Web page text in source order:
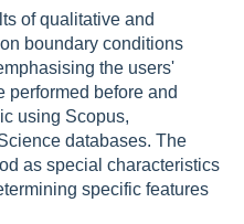
of qualitative and
boundary conditions
the users'
performed before and
using Scopus,
databases. The
as special characteristics
specific features